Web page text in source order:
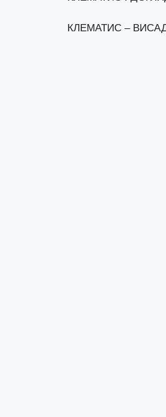
КЛЕМАТИС –